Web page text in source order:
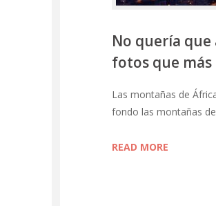
No quería
fotos que
Las montañas de
fondo las montañas
READ MORE